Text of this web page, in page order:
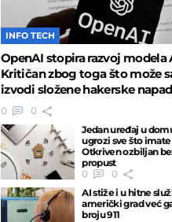
INFO TECH
OpenAI stopira razvoj modela
Kritičan zbog toga što može
izvodi složene hakerske
0
0
Jedan uređaj u
ugrozi sve što
Otkriven ozbiljan
propust
0
0
AI stiže i u hitne
američki grad već
broju 911